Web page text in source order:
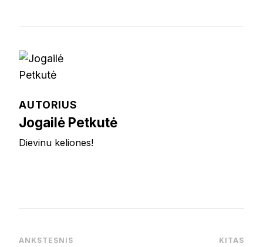
AUTORIUS
Jogailė Petkutė
Dievinu keliones!
ANKSTESNIS KITAS